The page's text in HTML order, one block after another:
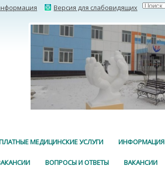
Версия для слабовидящих
МЕДИЦИНСКИЕ УСЛУГИ ИНФОРМАЦИЯ
ВОПРОСЫ И ОТВЕТЫ ВАКАНСИИ